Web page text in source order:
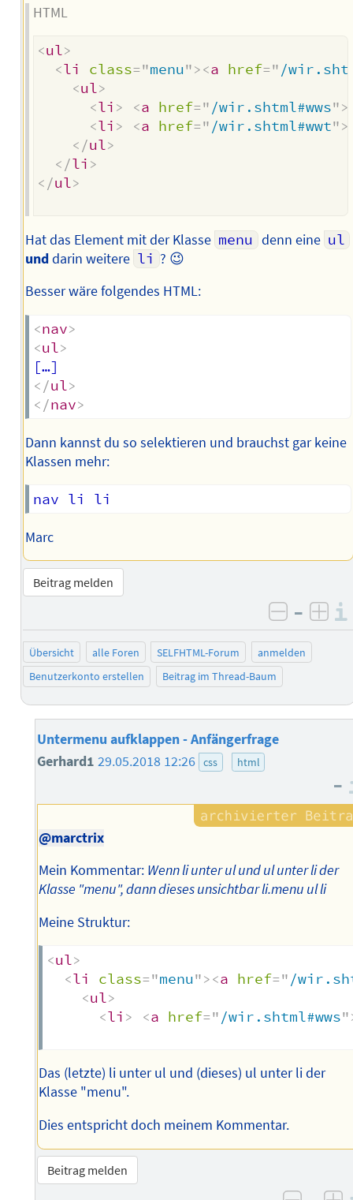
HTML
<ul>
<li class="menu"><a href=" /
<ul>
<li > <a href=" /wir.shtml#wws">
<li > <a href=" /wir.shtml#wwt">
</ul>
</li >
</ul>
Hat das Element mit der Klasse menu denn eine ul
unddarin weitere li ? 😉
Besser wäre folgendes HTML:
<nav>
<ul>
</ul>
</nav>
Dann kannst du so selektieren und brauchst gar keine
Klassen mehr:
Marc
Beitrag melden
negativ
–
Übersicht alle Foren SELFHTML-Forum
anmelden
Benutzerkonto erstellen
Beitrag im Thread-Baum
Untermenu aufklappen - Anfängerfrage
Gerhard1 29.05.2018 12:26 css html
–
@marctrix
Mein Kommentar: Wenn li unter ul und ul unter li der
Klasse "menu", dann dieses unsichtbar li.menu ul li
Meine Struktur:
<ul>
<li class="menu"><a href=" /
<ul>
<li > <a href=" /wir.shtml#wws"
Das (letzte) li unter ul und (dieses) ul unter li der
Klasse "menu".
Dies entspricht doch meinem Kommentar.
Beitrag melden